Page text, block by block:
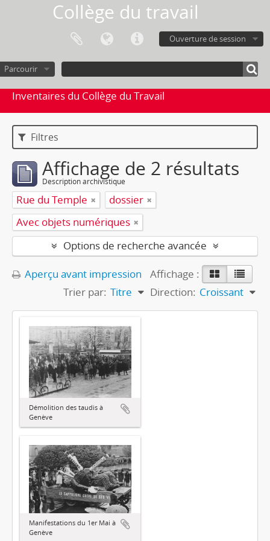
Collège du travail
Ouverture de session
Parcourir
Inventaires du Collège du Travail
Filtres
Affichage de 2 résultats
Description archivistique
Rue du Temple
dossier
Avec objets numériques
Options de recherche avancée
Aperçu avant impression
Affichage :
Trier par: Titre Direction: Croissant
Démolition des taudis à
Genève
Manifestations du 1er Mai à
Genève